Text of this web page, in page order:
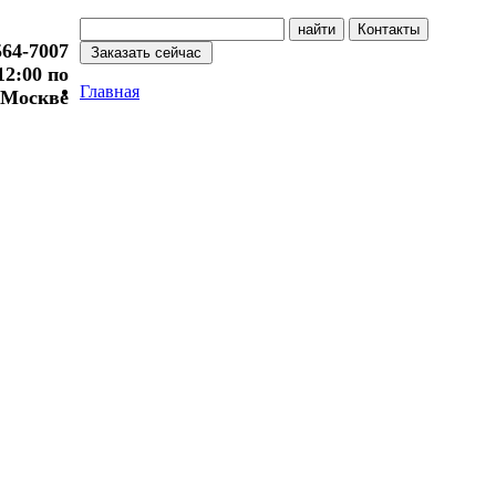
7007
по
Москве Главная